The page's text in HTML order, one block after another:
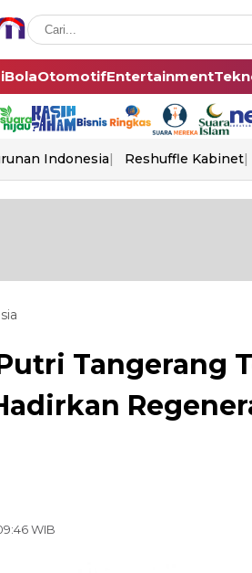
BolaOtomotifEntertainment
Indonesia Reshuffle Kabinet
Tangerang
WIB